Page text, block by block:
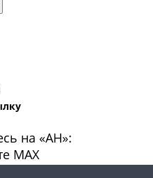
на «АН»:
МАХ